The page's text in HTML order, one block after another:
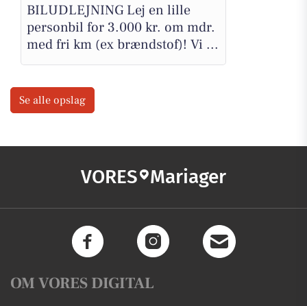
BILUDLEJNING Lej en lille
personbil for 3.000 kr. om mdr.
med fri km (ex brændstof)! Vi ...
Se alle opslag
VORES Mariager
OM VORES DIGITAL